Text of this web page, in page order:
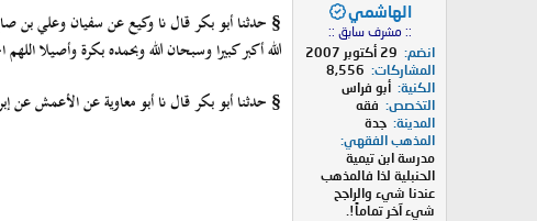
الهاشمي
:: مشرف سابق ::
انضم
29 أكتوبر 2007
المشاركات
8,556
الكنية أبو فراس
التخصص
فقه
المدينة جدة
المذهب الفقهي
مدرسة ابن تيمية
الحنبلية لذا فالمذهب
عندنا شيء والراجح
شيء آخر تماماً!.
§ حدثنا أبو بكر قال نا وكيع عن سفيان وعلي بن
الله أكبر كبيرا وسبحان الله وبحمده بكرة
§ حدثنا أبو بكر قال نا أبو معاوية عن الأعمش عن